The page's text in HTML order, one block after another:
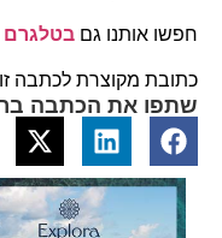
חפשו אותנו גםבטלגרם
כתובת מקוצרת לכתבה זו:
שתפו את הכתבה